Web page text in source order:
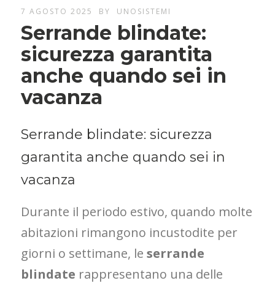
7 AGOSTO 2025 BY UNOSISTEMI
Serrande blindate:
sicurezza garantita
anche quando sei in
vacanza
Serrande blindate: sicurezza
garantita anche quando sei in
vacanza
Durante il periodo estivo, quando molte
abitazioni rimangono incustodite per
giorni o settimane, leserrande
blindate rappresentano una delle